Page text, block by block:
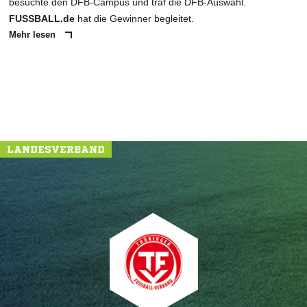
FUSSBALL.de hat die Gewinner begleitet.
Mehr lesen
LANDESVERBAND